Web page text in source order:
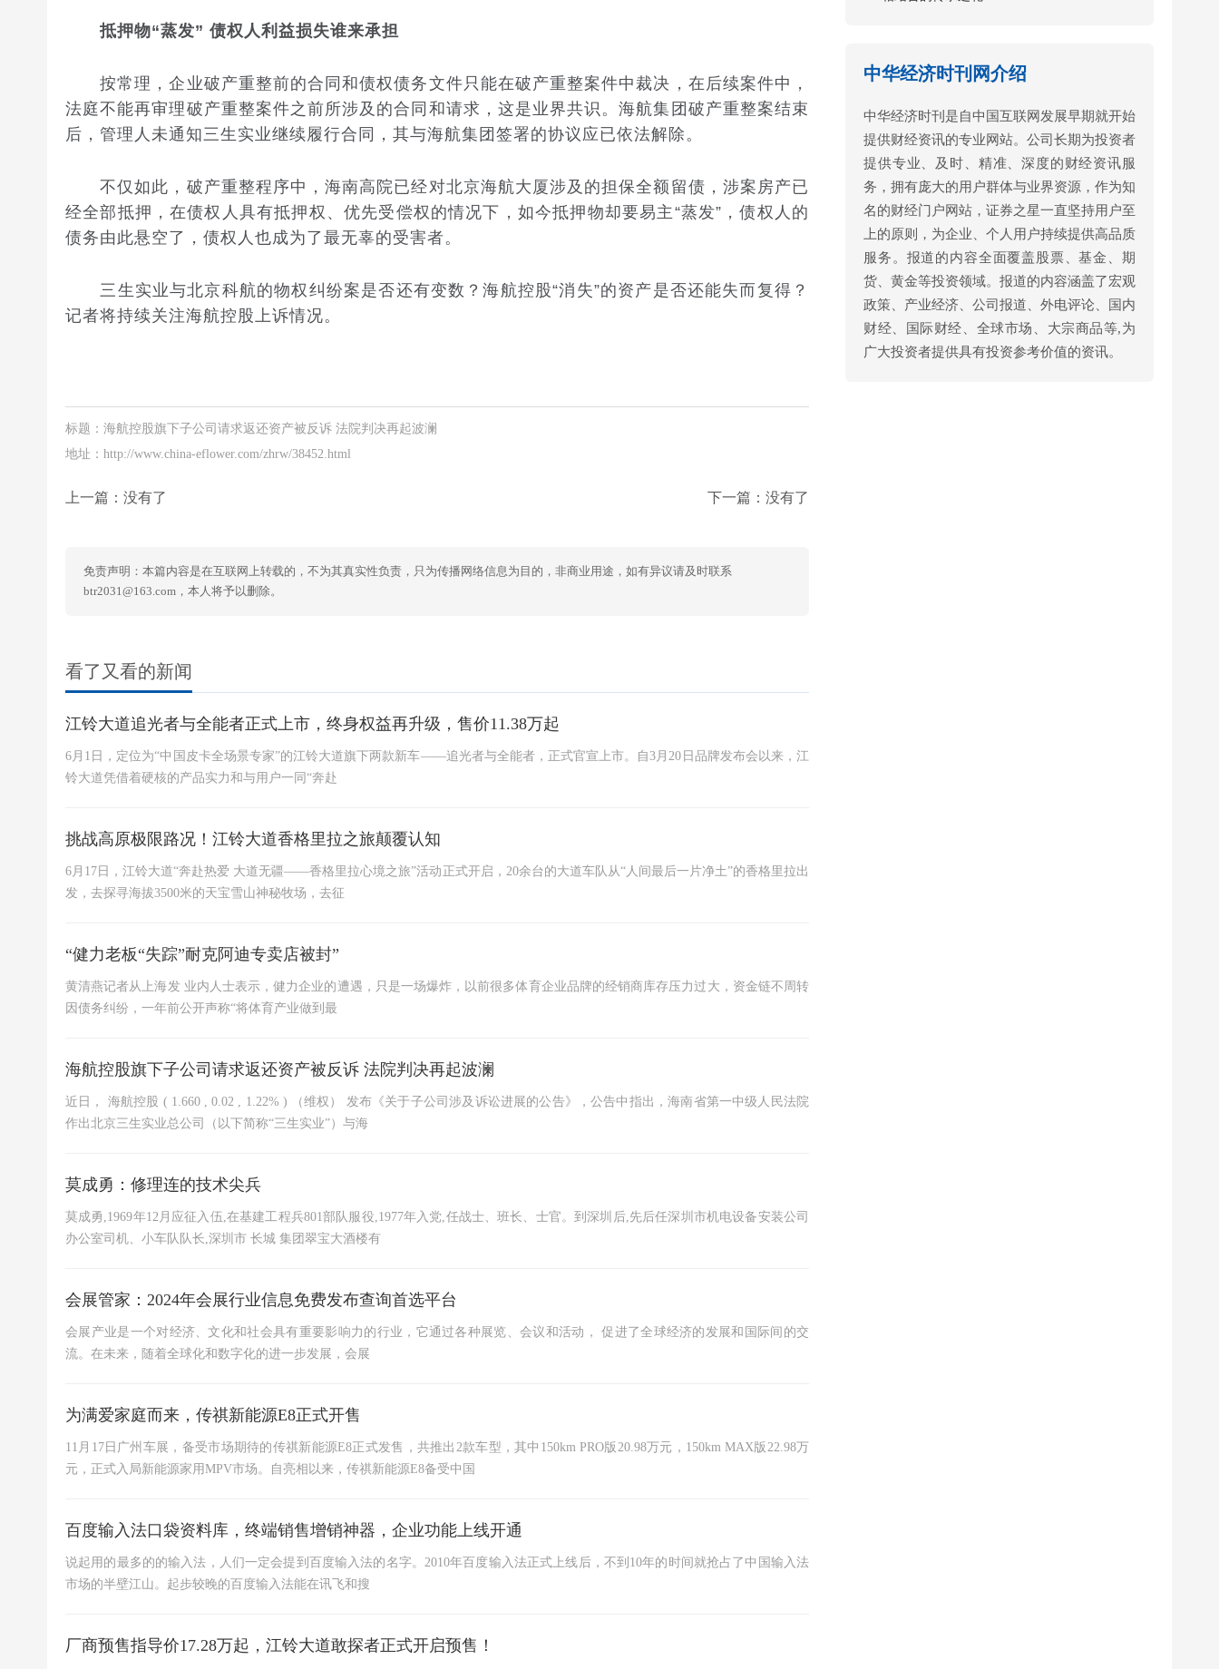
抵押物“蒸发” 债权人利益损失谁来承担
按常理，企业破产重整前的合同和债权债务文件只能在破产重整案件中裁决，在后续案件中，
法庭不能再审理破产重整案件之前所涉及的合同和请求，这是业界共识。海航集团破产重整案结束
后，管理人未通知三生实业继续履行合同，其与海航集团签署的协议应已依法解除。
不仅如此，破产重整程序中，海南高院已经对北京海航大厦涉及的担保全额留债，涉案房产已
经全部抵押，在债权人具有抵押权、优先受偿权的情况下，如今抵押物却要易主“蒸发”，债权人的
债务由此悬空了，债权人也成为了最无辜的受害者。
三生实业与北京科航的物权纠纷案是否还有变数？海航控股“消失”的资产是否还能失而复得？
记者将持续关注海航控股上诉情况。
标题：海航控股旗下子公司请求返还资产被反诉 法院判决再起波澜
地址：http://www.china-eflower.com/zhrw/38452.html
上一篇：没有了 下一篇：没有了
免责声明：本篇内容是在互联网上转载的，不为其真实性负责，只为传播网络信息为目的，非商业用途，如有异议请及时联系
btr2031@163.com，本人将予以删除。
看了又看的新闻
江铃大道追光者与全能者正式上市，终身权益再升级，售价11.38万起
6月1日，定位为“中国皮卡全场景专家”的江铃大道旗下两款新车——追光者与全能者，正式官宣上市。自3月20日品牌发布会以来，江
铃大道凭借着硬核的产品实力和与用户一同“奔赴
挑战高原极限路况！江铃大道香格里拉之旅颠覆认知
6月17日，江铃大道“奔赴热爱 大道无疆——香格里拉心境之旅”活动正式开启，20余台的大道车队从“人间最后一片净土”的香格里拉出
发，去探寻海拔3500米的天宝雪山神秘牧场，去征
“健力老板“失踪”耐克阿迪专卖店被封”
黄清燕记者从上海发 业内人士表示，健力企业的遭遇，只是一场爆炸，以前很多体育企业品牌的经销商库存压力过大，资金链不周转
因债务纠纷，一年前公开声称“将体育产业做到最
海航控股旗下子公司请求返还资产被反诉 法院判决再起波澜
近日， 海航控股 ( 1.660 , 0.02 , 1.22% ) （维权） 发布《关于子公司涉及诉讼进展的公告》，公告中指出，海南省第一中级人民法院
作出北京三生实业总公司（以下简称“三生实业”）与海
莫成勇：修理连的技术尖兵
莫成勇,1969年12月应征入伍,在基建工程兵801部队服役,1977年入党,任战士、班长、士官。到深圳后,先后任深圳市机电设备安装公司
办公室司机、小车队队长,深圳市 长城 集团翠宝大酒楼有
会展管家：2024年会展行业信息免费发布查询首选平台
会展产业是一个对经济、文化和社会具有重要影响力的行业，它通过各种展览、会议和活动， 促进了全球经济的发展和国际间的交
流。在未来，随着全球化和数字化的进一步发展，会展
为满爱家庭而来，传祺新能源E8正式开售
11月17日广州车展，备受市场期待的传祺新能源E8正式发售，共推出2款车型，其中150km PRO版20.98万元，150km MAX版22.98万
元，正式入局新能源家用MPV市场。自亮相以来，传祺新能源E8备受中国
百度输入法口袋资料库，终端销售增销神器，企业功能上线开通
说起用的最多的的输入法，人们一定会提到百度输入法的名字。2010年百度输入法正式上线后，不到10年的时间就抢占了中国输入法
市场的半壁江山。起步较晚的百度输入法能在讯飞和搜
厂商预售指导价17.28万起，江铃大道敢探者正式开启预售！
中华经济时刊网介绍
中华经济时刊是自中国互联网发展早期就开始
提供财经资讯的专业网站。公司长期为投资者
提供专业、及时、精准、深度的财经资讯服
务，拥有庞大的用户群体与业界资源，作为知
名的财经门户网站，证券之星一直坚持用户至
上的原则，为企业、个人用户持续提供高品质
服务。报道的内容全面覆盖股票、基金、期
货、黄金等投资领域。报道的内容涵盖了宏观
政策、产业经济、公司报道、外电评论、国内
财经、国际财经、全球市场、大宗商品等,为
广大投资者提供具有投资参考价值的资讯。